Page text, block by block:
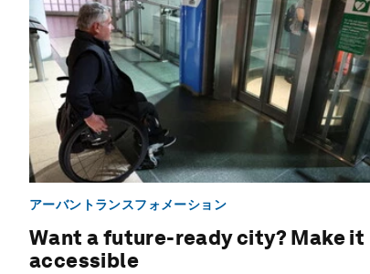
アーバントランスフォメーション
Want a future-ready city? Make it
accessible